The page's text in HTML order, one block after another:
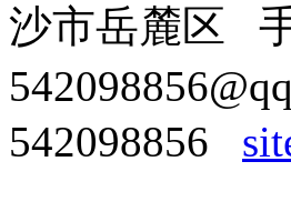
沙市岳麓区
542098856